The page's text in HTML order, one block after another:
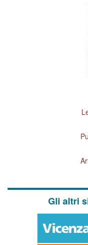
Gli altri